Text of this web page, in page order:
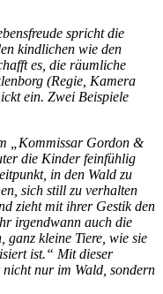
spricht die
kindlichen wie den
es, die räumliche
(Regie, Kamera
ein. Zwei Beispiele
„Kommissar Gordon &
die Kinder feinfühlig
in den Wald zu
sich still zu verhalten
zieht mit ihrer Gestik den
irgendwann auch die
ganz kleine Tiere, wie sie
ist.“ Mit dieser
nur im Wald, sondern